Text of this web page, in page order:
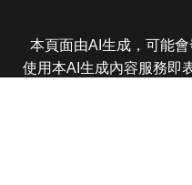
本頁面由AI生成，可能會
使用本AI生成內容服務即